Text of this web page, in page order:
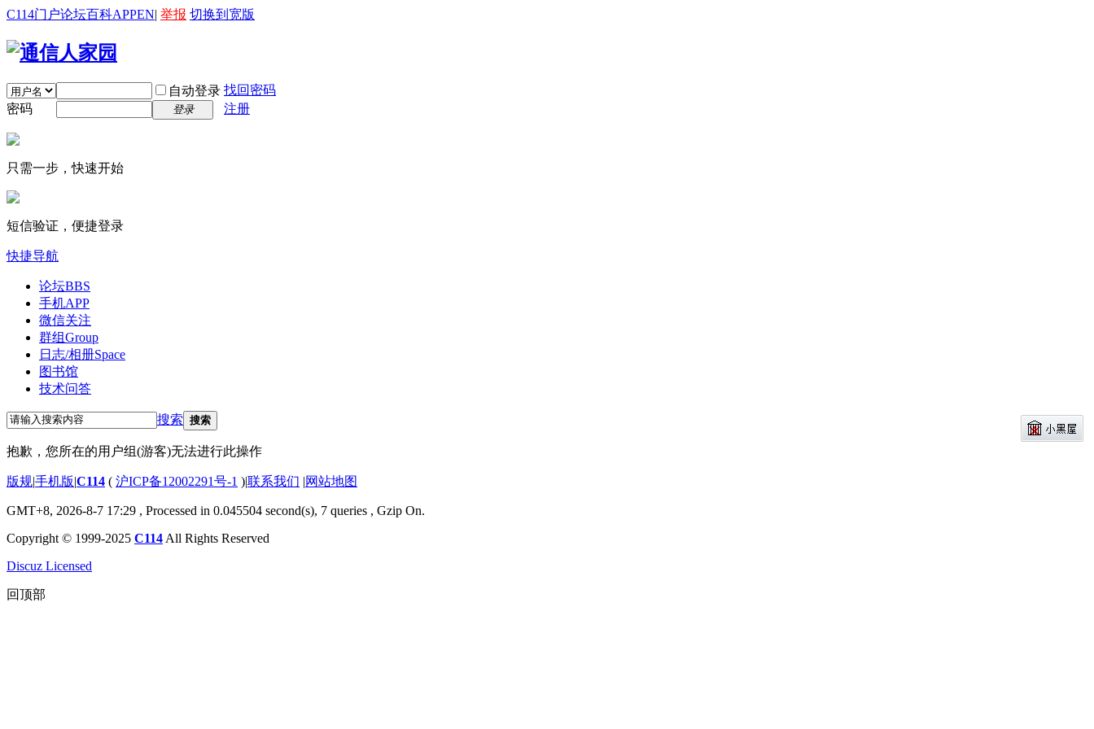
C114门户论坛百科APPEN| 举报 切换到宽版
自动登录 找回密码
密码
登录 注册
只需一步，快速开始
短信验证，便捷登录
快捷导航
论坛BBS
手机APP
微信关注
群组Group
日志/相册Space
图书馆
技术问答
搜索 搜索
抱歉，您所在的用户组(游客)无法进行此操作
版规|手机版|C114 ( 沪ICP备12002291号-1 )|联系我们 |网站地图
GMT+8, 2026-8-7 17:29 , Processed in 0.045504 second(s), 7 queries , Gzip On.
Copyright © 1999-2025 C114 All Rights Reserved
Discuz Licensed
回顶部